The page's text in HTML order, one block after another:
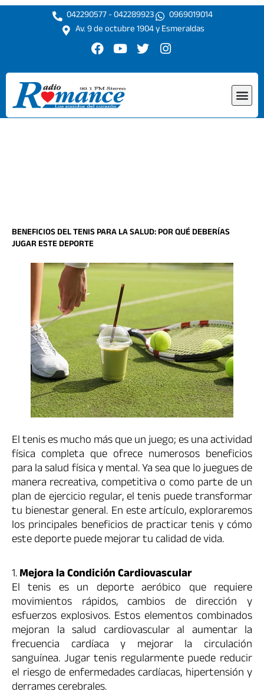
Ir
042290577 - 042289923
0969019014
Av. 9 de octubre 1904 y Esmeraldas
F
c
e
b
o
o
Y
u
t
u
b
e
T
i
r
I
s
r
BENEFICIOS DEL TENIS PARA LA SALUD: POR QUÉ DEBERÍAS
JUGAR ESTE DEPORTE
El tenis es mucho más que un juego; es una actividad
física completa que ofrece numerosos beneficios
para la salud física y mental. Ya sea que lo juegues de
manera recreativa, competitiva o como parte de un
plan de ejercicio regular, el tenis puede transformar
tu bienestar general. En este artículo, exploraremos
los principales beneficios de practicar tenis y cómo
este deporte puede mejorar tu calidad de vida.
1.Mejora la Condición Cardiovascular
El tenis es un deporte aeróbico que requiere
movimientos rápidos, cambios de dirección y
esfuerzos explosivos. Estos elementos combinados
mejoran la salud cardiovascular al aumentar la
frecuencia cardíaca y mejorar la circulación
sanguínea. Jugar tenis regularmente puede reducir
el riesgo de enfermedades cardíacas, hipertensión y
derrames cerebrales.